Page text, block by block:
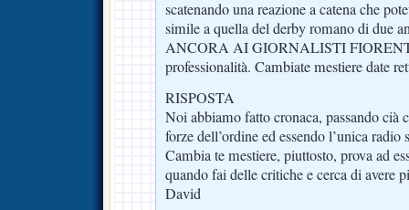
scatenando una reazione a catena che
simile a quella del derby romano di due
ANCORA AI GIORNALISTI
professionalità. Cambiate mestiere date
RISPOSTA
Noi abbiamo fatto cronaca, passando cià
forze dell’ordine ed essendo l’unica
Cambia te mestiere, piuttosto, prova ad
quando fai delle critiche e cerca di avere
David